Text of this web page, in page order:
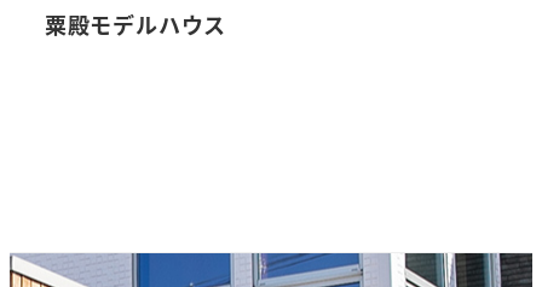
粟殿モデルハウス